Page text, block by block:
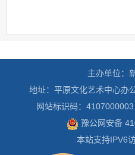
主办单位：
地址：平原文化艺术中心办
网站标识码：4107000003
豫公网安备
本站支持IPV6